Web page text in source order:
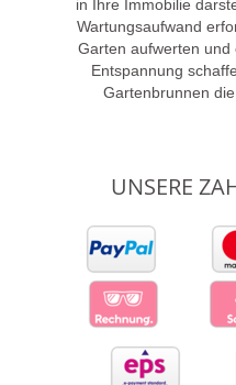
in Ihre Immobilie
Wartungsaufwand
Garten aufwerten
Entspannung
Gartenbrunnen
UNSERE